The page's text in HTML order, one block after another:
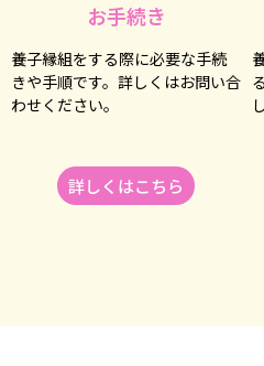
お⼿続き
養⼦縁組をする際に必要な⼿続
きや⼿順です。詳しくはお問い合
わせください。
詳しくはこちら